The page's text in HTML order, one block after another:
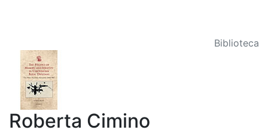
Biblioteca
Roberta Cimino